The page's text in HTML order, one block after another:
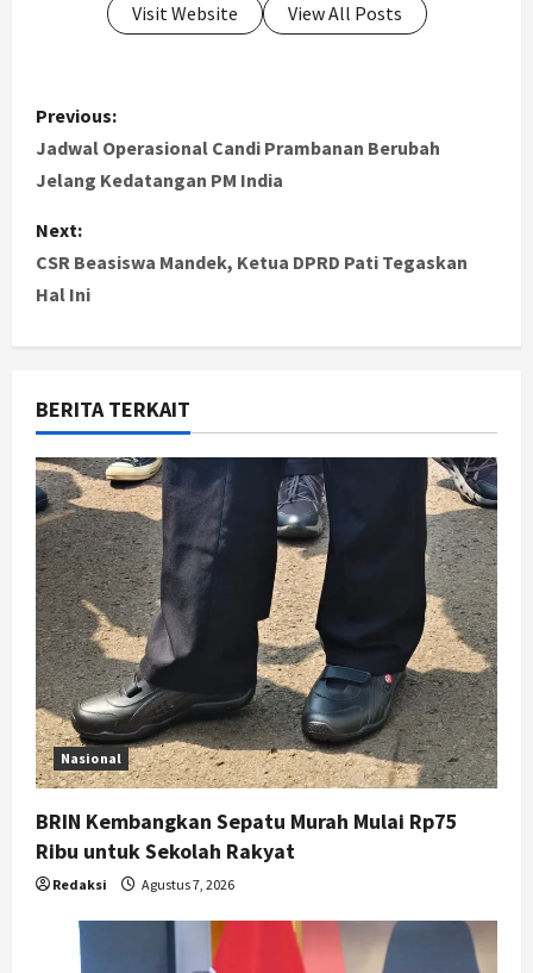
Visit Website View All Posts
P
o
t
n
a
v
i
g
a
t
i
o
n
Previous:
Jadwal Operasional Candi Prambanan Berubah
Jelang Kedatangan PM India
Next:
CSR Beasiswa Mandek, Ketua DPRD Pati Tegaskan
Hal Ini
BERITA TERKAIT
Nasional
BRIN Kembangkan Sepatu Murah Mulai Rp75
Ribu untuk Sekolah Rakyat
Redaksi Agustus 7, 2026